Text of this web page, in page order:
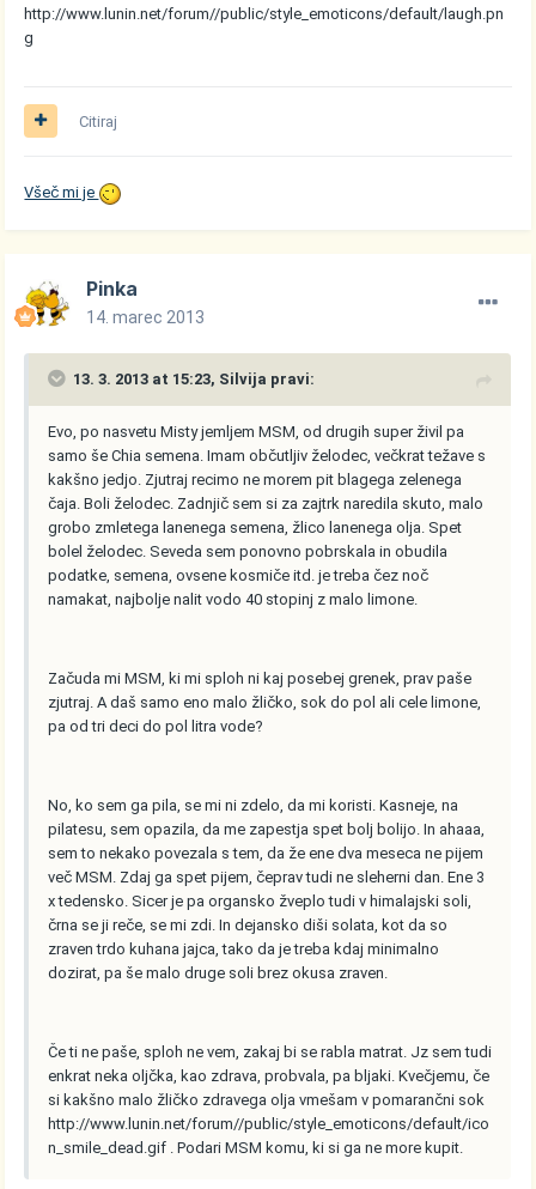
http://www.lunin.net/forum//public/style_emoticons/default/laugh.pn
g
Citiraj
Všeč mi je
Pinka
14. marec 2013
13. 3. 2013 at 15:23, Silvija pravi:
Evo, po nasvetu Misty jemljem MSM, od drugih super živil pa
samo še Chia semena. Imam občutljiv želodec, večkrat težave s
kakšno jedjo. Zjutraj recimo ne morem pit blagega zelenega
čaja. Boli želodec. Zadnjič sem si za zajtrk naredila skuto, malo
grobo zmletega lanenega semena, žlico lanenega olja. Spet
bolel želodec. Seveda sem ponovno pobrskala in obudila
podatke, semena, ovsene kosmiče itd. je treba čez noč
namakat, najbolje nalit vodo 40 stopinj z malo limone.
Začuda mi MSM, ki mi sploh ni kaj posebej grenek, prav paše
zjutraj. A daš samo eno malo žličko, sok do pol ali cele limone,
pa od tri deci do pol litra vode?
No, ko sem ga pila, se mi ni zdelo, da mi koristi. Kasneje, na
pilatesu, sem opazila, da me zapestja spet bolj bolijo. In ahaaa,
sem to nekako povezala s tem, da že ene dva meseca ne pijem
več MSM. Zdaj ga spet pijem, čeprav tudi ne sleherni dan. Ene 3
x tedensko. Sicer je pa organsko žveplo tudi v himalajski soli,
črna se ji reče, se mi zdi. In dejansko diši solata, kot da so
zraven trdo kuhana jajca, tako da je treba kdaj minimalno
dozirat, pa še malo druge soli brez okusa zraven.
Če ti ne paše, sploh ne vem, zakaj bi se rabla matrat. Jz sem tudi
enkrat neka oljčka, kao zdrava, probvala, pa bljaki. Kvečjemu, če
si kakšno malo žličko zdravega olja vmešam v pomarančni sok
http://www.lunin.net/forum//public/style_emoticons/default/ico
n_smile_dead.gif . Podari MSM komu, ki si ga ne more kupit.